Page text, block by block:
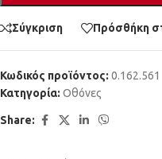
Σύγκριση Πρόσθήκη
Κωδικός προϊόντος: 0.162.561
Κατηγορία: Οθόνες
Share: